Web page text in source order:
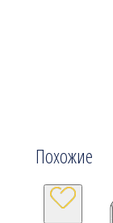
Похожие